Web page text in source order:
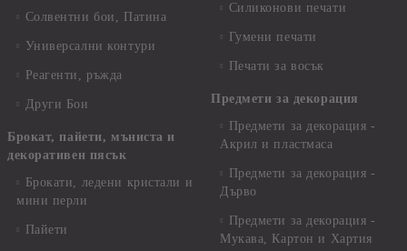
Солвентни бои, Патина
Универсални контури
Реагенти, ръжда
Други Бои
Брокат, пайети, мъниста и
декоративен пясък
Брокати, ледени кристали и
мини перли
Пайети
Силиконови печати
Гумени печати
Печати за восък
Предмети за декорация
Предмети за декорация -
Акрил и пластмаса
Предмети за декорация -
Дърво
Предмети за декорация -
Мукава, Картон и Хартия